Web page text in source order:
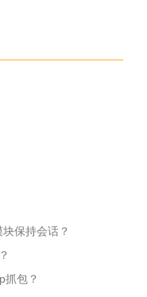
保持会话？
包？